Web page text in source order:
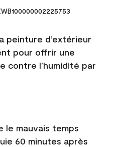
peinture d’extérieur
pour offrir une
contre l’humidité par
mauvais temps
60 minutes après